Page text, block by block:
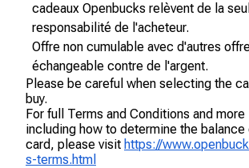
cadeaux Openbucks relèvent de la
responsabilité de l'acheteur.
Offre non cumulable avec d'autres
échangeable contre de l'argent.
Please be careful when selecting the
buy.
For full Terms and Conditions and
including how to determine the
card, please visit https://
s-terms.html